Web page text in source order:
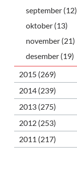
september (12)
oktober (13)
november (21)
desember (19)
2015 (269)
2014 (239)
2013 (275)
2012 (253)
2011 (217)